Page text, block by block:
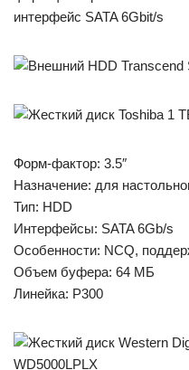
интерфейс SATA 6Gbit/s
Форм-фактор: 3.5″
Назначение: для
Тип: HDD
Интерфейсы: SATA 6Gb/s
Особенности: NCQ,
Объем буфера: 64 МБ
Линейка: P300